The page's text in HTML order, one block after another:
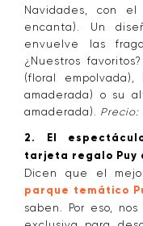
Navidades, con
encanta). Un
envuelve las
¿Nuestros
(floral empolvada),
amaderada) o su
amaderada). Precio:
2. El
tarjeta regalo Puy
Dicen que el
parque temático
saben. Por eso,